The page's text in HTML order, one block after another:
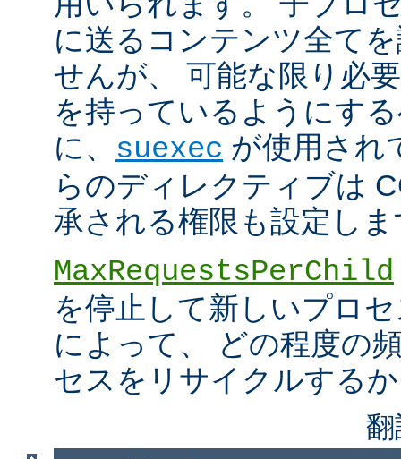
に送るコンテンツ全て
せんが、 可能な限り必
を持っているようにす
に、 suexec が使用され
らのディレクティブは
承される権限も設定し
MaxRequestsPerChild
を停止して新しいプロ
によって、 どの程度の
セスをリサイクルする